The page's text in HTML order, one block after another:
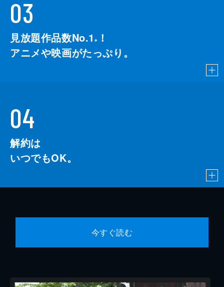
03
見放題作品数No.1 ※
！
アニメや映画がたっぷり。
04
解約は
いつでもOK。
今すぐ読む